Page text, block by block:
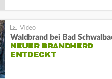
Waldbrand bei Bad
NEUER BRANDHERD
ENTDECKT